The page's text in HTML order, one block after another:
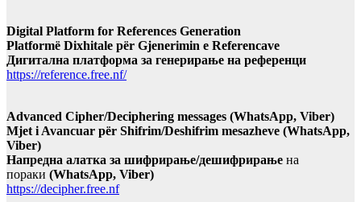
Digital Platform for References Generation
Platformë Dixhitale për Gjenerimin e Referencave
Дигитална платформа за генерирање на референци
https://reference.free.nf/
Advanced Cipher/Deciphering messages (WhatsApp, Viber)
Mjet i Avancuar për Shifrim/Deshifrim mesazheve (WhatsApp,
Viber)
Напредна алатка за шифрирање/дешифрирање на
пораки (WhatsApp, Viber)
https://decipher.free.nf